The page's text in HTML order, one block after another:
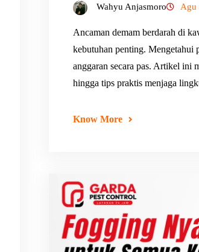
Wahyu Anjasmoro Agu
Ancaman demam berdarah di
kebutuhan penting. Mengetahui
anggaran secara pas. Artikel ini
hingga tips praktis menjaga
Know More